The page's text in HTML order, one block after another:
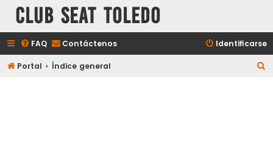
Club Seat Toledo
FAQ Contáctenos Identificarse
Portal Índice general